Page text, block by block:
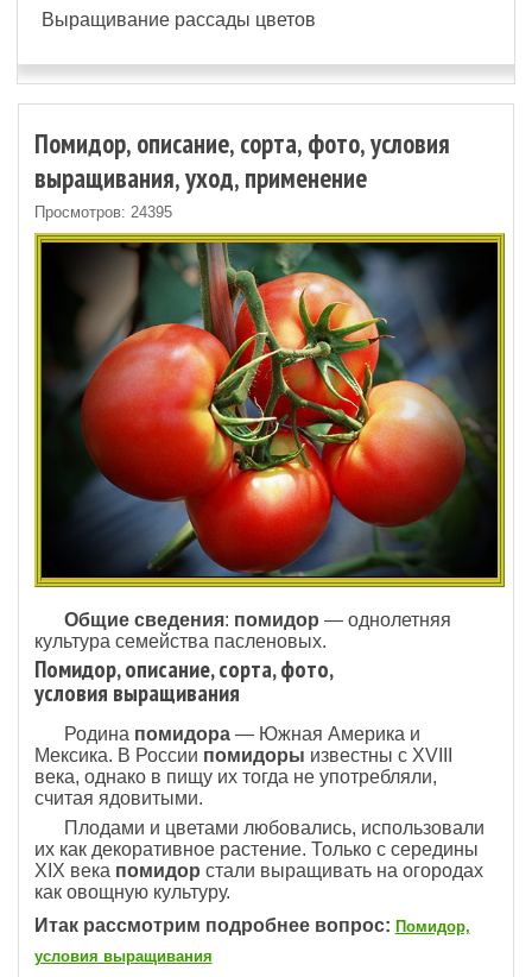
Выращивание рассады цветов
Помидор, описание, сорта, фото, условия
выращивания, уход, применение
Просмотров: 24395
Общие сведения: помидор — однолетняя
культура семейства пасленовых.
Помидор, описание, сорта, фото,
условия выращивания
Родина помидора — Южная Америка и
Мексика. В России помидоры известны с XVIII
века, однако в пищу их тогда не употребляли,
считая ядовитыми.
Плодами и цветами любовались, использовали
их как декоративное растение. Только с середины
XIX века помидор стали выращивать на огородах
как овощную культуру.
Итак рассмотрим подробнее вопрос: Помидор,
условия выращивания